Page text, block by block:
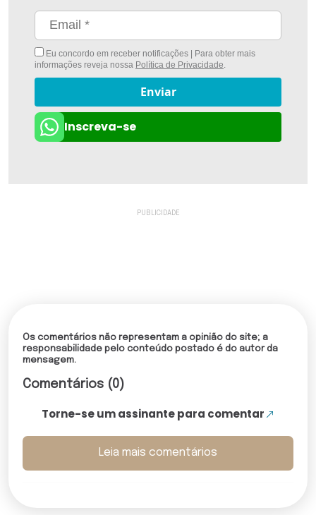
Eu concordo em receber notificações | Para obter mais
informações reveja nossa Política de Privacidade
Enviar
Inscreva-se
Os comentários não representam a opinião do site; a
responsabilidade pelo conteúdo postado é do autor da
mensagem.
Comentários (0)
Torne-se um assinante para comentar
Leia mais comentários